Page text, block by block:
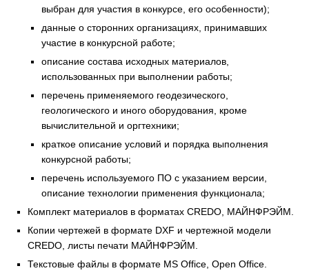
выбран для участия в конкурсе, его особенности);
данные о сторонних организациях, принимавших
участие в конкурсной работе;
описание состава исходных материалов,
использованных при выполнении работы;
перечень применяемого геодезического,
геологического и иного оборудования, кроме
вычислительной и оргтехники;
краткое описание условий и порядка выполнения
конкурсной работы;
перечень используемого ПО с указанием версии,
описание технологии применения функционала;
Комплект материалов в форматах CREDO, МАЙНФРЭЙМ.
Копии чертежей в формате DXF и чертежной модели
CREDO, листы печати МАЙНФРЭЙМ.
Текстовые файлы в формате MS Office, Open Office.